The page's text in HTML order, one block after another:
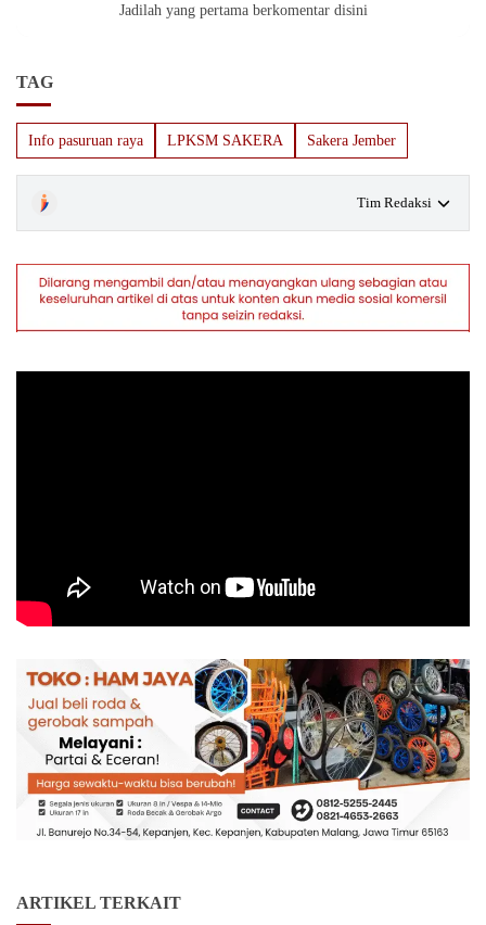
Jadilah yang pertama berkomentar disini
TAG
Info pasuruan raya LPKSM SAKERA Sakera Jember
Tim Redaksi
ARTIKEL TERKAIT